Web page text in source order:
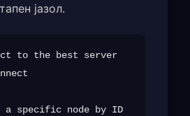
јазол.
to the best server
a specific node by ID